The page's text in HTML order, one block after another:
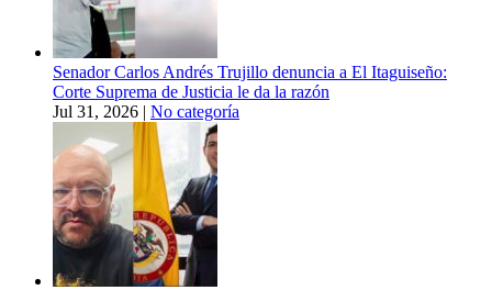
Senador Carlos Andrés Trujillo denuncia a El Itaguiseño:
Corte Suprema de Justicia le da la razón
Jul 31, 2026 | No categoría